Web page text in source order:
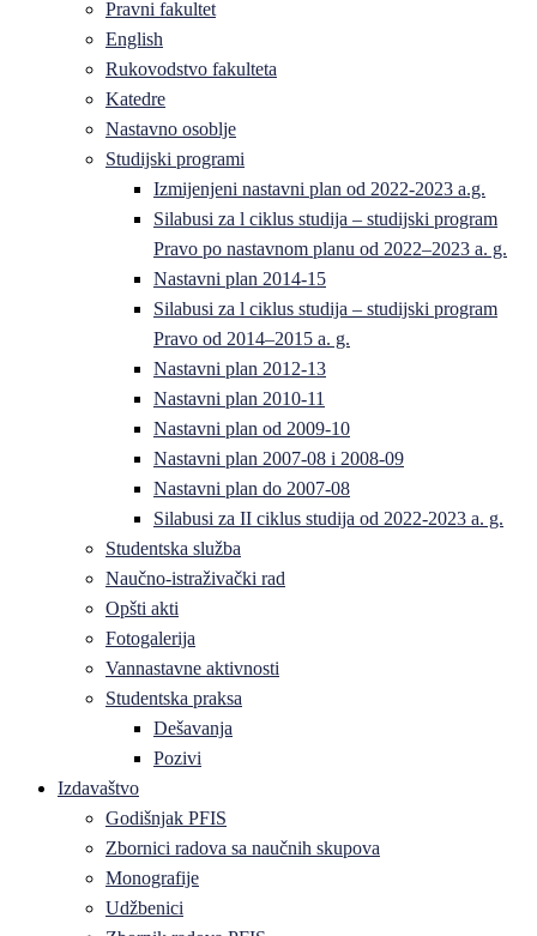
Pravni fakultet
English
Rukovodstvo fakulteta
Katedre
Nastavno osoblje
Studijski programi
Izmijenjeni nastavni plan od 2022-2023 a.g.
Silabusi za l ciklus studija – studijski program
Pravo po nastavnom planu od 2022–2023 a. g.
Nastavni plan 2014-15
Silabusi za l ciklus studija – studijski program
Pravo od 2014–2015 a. g.
Nastavni plan 2012-13
Nastavni plan 2010-11
Nastavni plan od 2009-10
Nastavni plan 2007-08 i 2008-09
Nastavni plan do 2007-08
Silabusi za II ciklus studija od 2022-2023 a. g.
Studentska služba
Naučno-istraživački rad
Opšti akti
Fotogalerija
Vannastavne aktivnosti
Studentska praksa
Dešavanja
Pozivi
Izdavaštvo
Godišnjak PFIS
Zbornici radova sa naučnih skupova
Monografije
Udžbenici